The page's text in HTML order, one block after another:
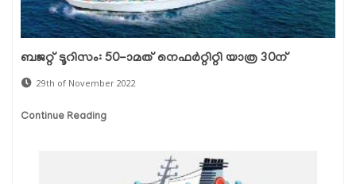
ബജറ്റ് ടൂറിസം: 50-ാമത് നെഫര്‍റ്റിറ്റി യാത്ര 30ന്
29th of November 2022
Continue Reading